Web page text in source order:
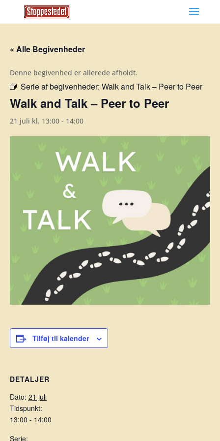
« Alle Begivenheder
Denne begivenhed er allerede afholdt.
Serie af begivenheder: Walk and Talk – Peer to Peer
Walk and Talk – Peer to Peer
21 juli kl. 13:00 - 14:00
Tilføj til kalender
DETALJER
Dato: 21 juli
Tidspunkt:
13:00 - 14:00
Serie: